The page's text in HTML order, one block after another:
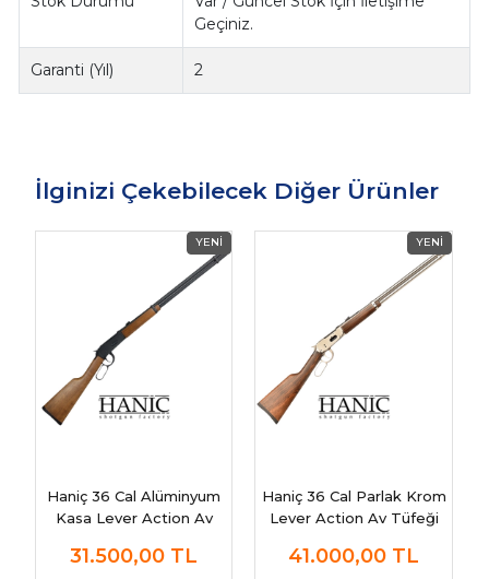
Geçiniz.
Garanti (Yıl) 2
İlginizi Çekebilecek Diğer Ürünler
Haniç 36 Cal Alüminyum
Kasa Lever Action Av
31.500,00 TL
Haniç 36 Cal Parlak Krom
Lever Action Av Tüfeği
41.000,00 TL